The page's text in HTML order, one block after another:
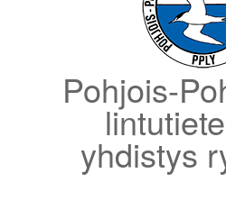
Pohjois-
yhdistys